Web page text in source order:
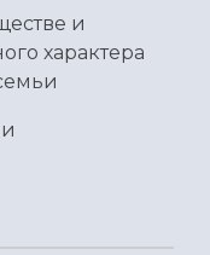
и
характера